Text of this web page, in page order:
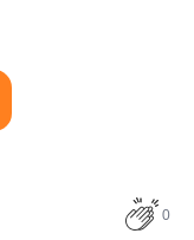
0